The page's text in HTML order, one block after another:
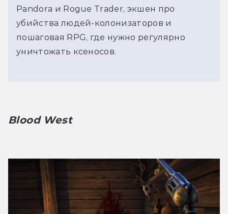
Pandora и Rogue Trader, экшен про
убийства людей-колонизаторов и
пошаговая RPG, где нужно регулярно
уничтожать ксеносов.
Blood West